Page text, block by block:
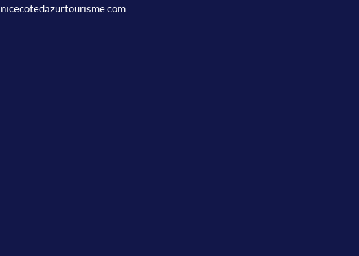
nicecotedazurtourisme.com